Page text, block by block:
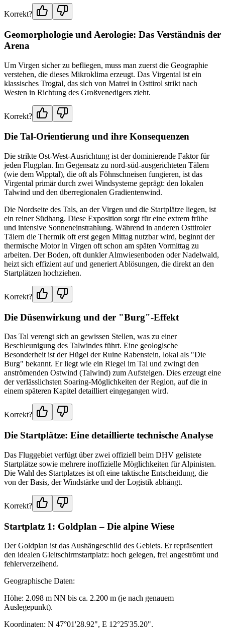
Korrekt?
Geomorphologie und Aerologie: Das Verständnis der
Arena
Um Virgen sicher zu befliegen, muss man zuerst die Geographie
verstehen, die dieses Mikroklima erzeugt. Das Virgental ist ein
klassisches Trogtal, das sich von Matrei in Osttirol strikt nach
Westen in Richtung des Großvenedigers zieht.
Korrekt?
Die Tal-Orientierung und ihre Konsequenzen
Die strikte Ost-West-Ausrichtung ist der dominierende Faktor für
jeden Flugplan. Im Gegensatz zu nord-süd-ausgerichteten Tälern
(wie dem Wipptal), die oft als Föhnschneisen fungieren, ist das
Virgental primär durch zwei Windsysteme geprägt: den lokalen
Talwind und den überregionalen Gradientenwind.
Die Nordseite des Tals, an der Virgen und die Startplätze liegen, ist
ein reiner Südhang. Diese Exposition sorgt für eine extrem frühe
und intensive Sonneneinstrahlung. Während in anderen Osttiroler
Tälern die Thermik oft erst gegen Mittag nutzbar wird, beginnt der
thermische Motor in Virgen oft schon am späten Vormittag zu
arbeiten. Der Boden, oft dunkler Almwiesenboden oder Nadelwald,
heizt sich effizient auf und generiert Ablösungen, die direkt an den
Startplätzen hochziehen.
Korrekt?
Die Düsenwirkung und der "Burg"-Effekt
Das Tal verengt sich an gewissen Stellen, was zu einer
Beschleunigung des Talwindes führt. Eine geologische
Besonderheit ist der Hügel der Ruine Rabenstein, lokal als "Die
Burg" bekannt. Er liegt wie ein Riegel im Tal und zwingt den
anströmenden Ostwind (Talwind) zum Aufsteigen. Dies erzeugt eine
der verlässlichsten Soaring-Möglichkeiten der Region, auf die in
einem späteren Kapitel detailliert eingegangen wird.
Korrekt?
Die Startplätze: Eine detaillierte technische Analyse
Das Fluggebiet verfügt über zwei offiziell beim DHV gelistete
Startplätze sowie mehrere inoffizielle Möglichkeiten für Alpinisten.
Die Wahl des Startplatzes ist oft eine taktische Entscheidung, die
von der Basis, der Windstärke und der Logistik abhängt.
Korrekt?
Startplatz 1: Goldplan – Die alpine Wiese
Der Goldplan ist das Aushängeschild des Gebiets. Er repräsentiert
den idealen Gleitschirmstartplatz: hoch gelegen, frei angeströmt und
fehlerverzeihend.
Geographische Daten:
Höhe: 2.098 m NN bis ca. 2.200 m (je nach genauem
Auslegepunkt).
Koordinaten: N 47°01'28.92", E 12°25'35.20".